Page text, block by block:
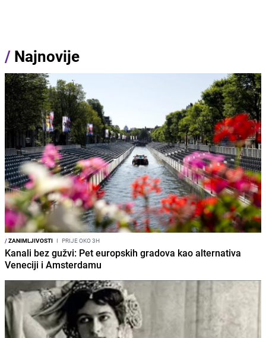
/ Najnovije
/ZANIMLJIVOSTI I PRIJE OKO 3H
Kanali bez gužvi: Pet europskih gradova kao alternativa
Veneciji i Amsterdamu